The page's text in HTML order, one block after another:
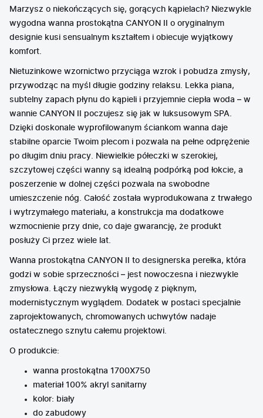
Marzysz o niekończących się, gorących kąpielach? Niezwykle
wygodna wanna prostokątna CANYON II o oryginalnym
designie kusi sensualnym kształtem i obiecuje wyjątkowy
komfort.
Nietuzinkowe wzornictwo przyciąga wzrok i pobudza zmysły,
przywodząc na myśl długie godziny relaksu. Lekka piana,
subtelny zapach płynu do kąpieli i przyjemnie ciepła woda – w
wannie CANYON II poczujesz się jak w luksusowym SPA.
Dzięki doskonale wyprofilowanym ściankom wanna daje
stabilne oparcie Twoim plecom i pozwala na pełne odprężenie
po długim dniu pracy. Niewielkie półeczki w szerokiej,
szczytowej części wanny są idealną podpórką pod łokcie, a
poszerzenie w dolnej części pozwala na swobodne
umieszczenie nóg. Całość została wyprodukowana z trwałego
i wytrzymałego materiału, a konstrukcja ma dodatkowe
wzmocnienie przy dnie, co daje gwarancję, że produkt
posłuży Ci przez wiele lat.
Wanna prostokątna CANYON II to designerska perełka, która
godzi w sobie sprzeczności – jest nowoczesna i niezwykle
zmysłowa. Łączy niezwykłą wygodę z pięknym,
modernistycznym wyglądem. Dodatek w postaci specjalnie
zaprojektowanych, chromowanych uchwytów nadaje
ostatecznego sznytu całemu projektowi.
O produkcie:
wanna prostokątna 1700X750
materiał 100% akryl sanitarny
kolor: biały
do zabudowy